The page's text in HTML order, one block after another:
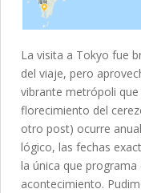
La visita a Tokyo fue
del viaje, pero
vibrante metrópoli
florecimiento del
otro post) ocurre
lógico, las fechas
la única que
acontecimiento.